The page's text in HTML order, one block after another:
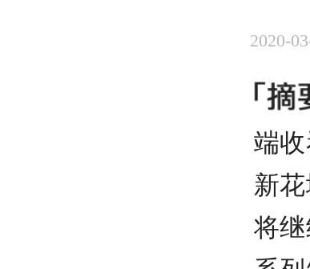
2020-
端
新
将